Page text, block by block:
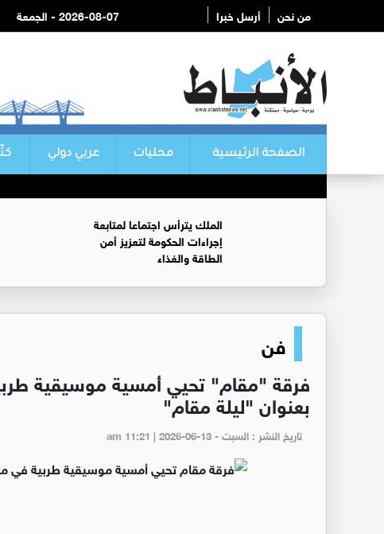
من نحن أرسل خبرا 2026-08-07 - الجمعة
الصفحة الرئيسية محليات عربي دولي
الملك يترأس اجتماعا لمتابعة
إجراءات الحكومة لتعزيز أمن
الطاقة والغذاء
فن
فرقة "مقام" تحيي أمسية موسيقية
بعنوان "ليلة مقام"
تاريخ النشر : السبت - am 11:21 | 2026-06-13